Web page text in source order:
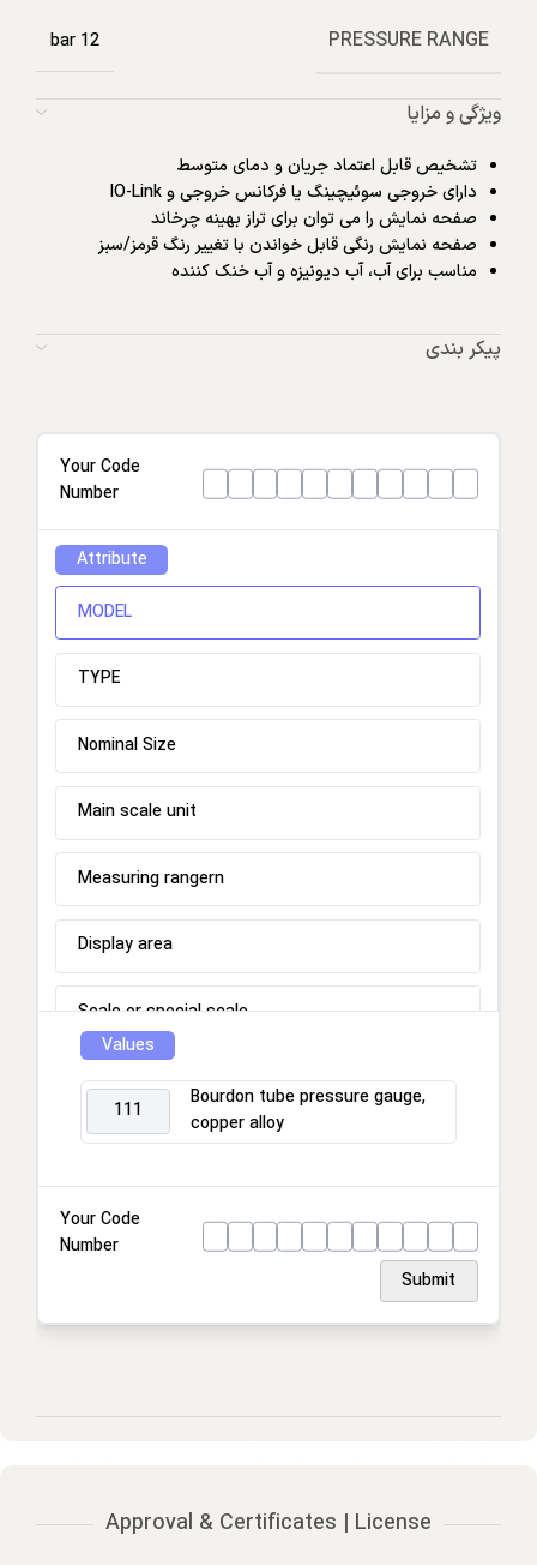
PRESSURE RANGE
12 bar
ویژگی و مزایا
تشخیص قابل اعتماد جریان و دمای متوسط
دارای خروجی سوئیچینگ یا فرکانس خروجی و IO-Link
صفحه نمایش را می توان برای تراز بهینه چرخاند
صفحه نمایش رنگی قابل خواندن با تغییر رنگ قرمز/سبز
مناسب برای آب، آب دیونیزه و آب خنک کننده
پیکر بندی
Your Code
Number
Attribute
MODEL
TYPE
Nominal Size
Main scale unit
Measuring rangern
Display area
Scale or special scale
Process connection
Connection location
Housing
Values
111
Bourdon tube pressure gauge,
copper alloy
Your Code
Number
Submit
Approval & Certificates | License